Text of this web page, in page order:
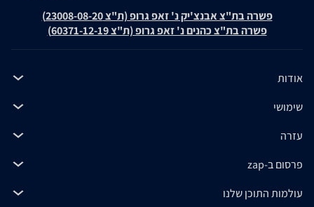
פשרה בת"צ אבנצ'יק נ' זאפ גרופ (ת"צ 23008-08-20)
פשרה בת"צ כהנים נ' זאפ גרופ (ת"צ 60371-12-19)
אודות
שימושי
עזרה
פרסום ב-zap
עולמות התוכן שלנו